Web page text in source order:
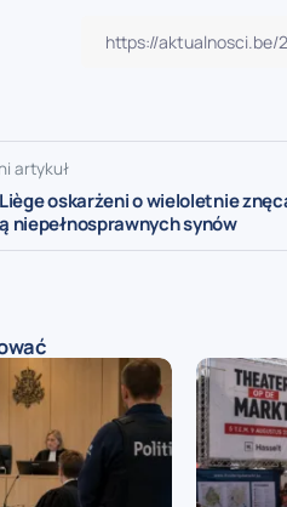
artykuł
oskarżeni o wieloletnie
niepełnosprawnych synów